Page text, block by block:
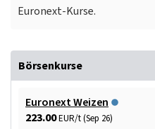
Euronext-Kurse.
Börsenkurse
Euronext Weizen
223.00EUR/t (Sep 26)